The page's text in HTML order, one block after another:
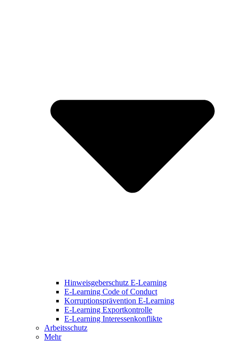
Hinweisgeberschutz E-Learning
E-Learning Code of Conduct
Korruptionsprävention E-Learning
E-Learning Exportkontrolle
E-Learning Interessenkonflikte
Arbeitsschutz
Mehr